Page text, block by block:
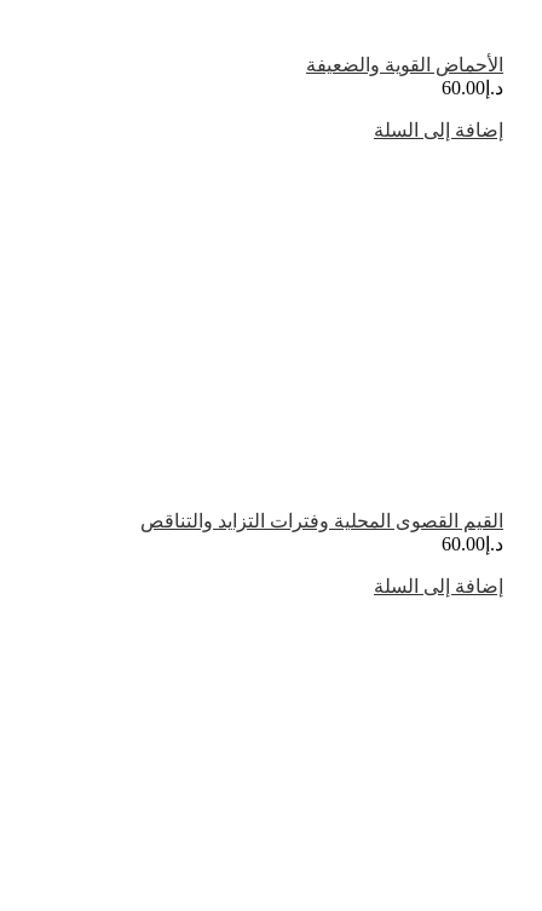
الأحماض القوية والضعيفة
60.00
إضافة إلى السلة
القيم القصوى المحلية وفترات التزايد والتناقص
60.00
إضافة إلى السلة